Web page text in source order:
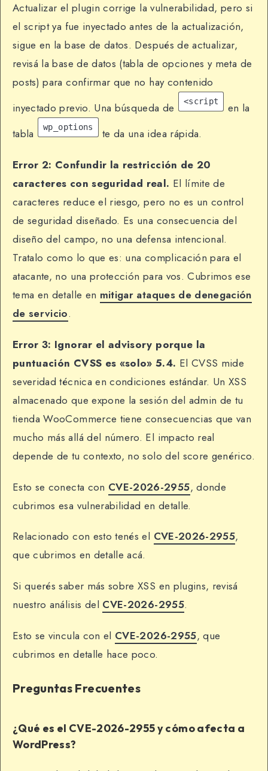
Actualizar el plugin corrige la vulnerabilidad, pero si
el script ya fue inyectado antes de la actualización,
sigue en la base de datos. Después de actualizar,
revisá la base de datos (tabla de opciones y meta de
posts) para confirmar que no hay contenido
inyectado previo. Una búsqueda de
<script
en la
tabla
wp_options te da una idea rápida.
Error 2: Confundir la restricción de 20
caracteres con seguridad real. El límite de
caracteres reduce el riesgo, pero no es un control
de seguridad diseñado. Es una consecuencia del
diseño del campo, no una defensa intencional.
Tratalo como lo que es: una complicación para el
atacante, no una protección para vos. Cubrimos ese
tema en detalle en mitigar ataques de denegación
de servicio.
Error 3: Ignorar el advisory porque la
puntuación CVSS es «solo» 5.4. El CVSS mide
severidad técnica en condiciones estándar. Un XSS
almacenado que expone la sesión del admin de tu
tienda WooCommerce tiene consecuencias que van
mucho más allá del número. El impacto real
depende de tu contexto, no solo del score genérico.
Esto se conecta con CVE-2026-2955, donde
cubrimos esa vulnerabilidad en detalle.
Relacionado con esto tenés el CVE-2026-2955,
que cubrimos en detalle acá.
Si querés saber más sobre XSS en plugins, revisá
nuestro análisis del CVE-2026-2955.
Esto se vincula con el CVE-2026-2955, que
cubrimos en detalle hace poco.
Preguntas Frecuentes
¿Qué es el CVE-2026-2955 y cómo afecta a
WordPress?